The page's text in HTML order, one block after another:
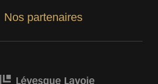
Nos partenaires